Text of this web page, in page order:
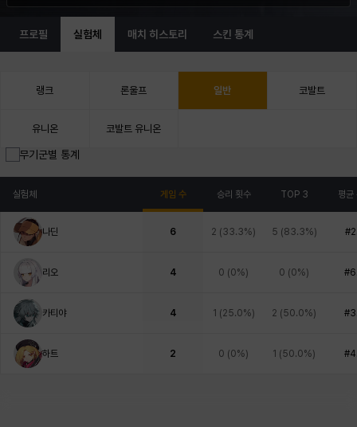
프로필 실험체 매치 히스토리 스킨 통계
랭크 론울프 일반 코발트
유니온 코발트 유니온
무기군별 통계
실험체 게임 수 승리 횟수 TOP 3 평균
나딘 6 2 (33.3%) 5 (83.3%)
리오 4 0 (0%) 0 (0%)
카티야 4 1 (25.0%) 2 (50.0%)
하트 2 0 (0%) 1 (50.0%)